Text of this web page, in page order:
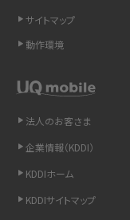
iCloudの使用容量を減ら
サイトマップ
動作環境
法人のお客さま
企業情報（KDDI）
KDDIホーム
KDDIサイトマップ